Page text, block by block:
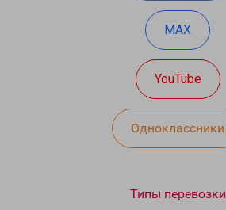
MAX
YouTube
Одноклассники
Типы перевозки